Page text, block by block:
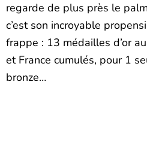
regarde de plus près le
c’est son incroyable
frappe : 13 médailles d’or
et France cumulés, pour 1
bronze…